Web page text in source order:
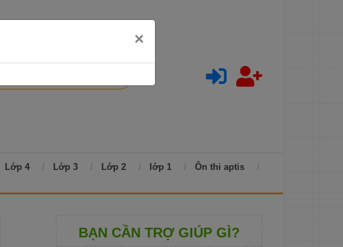
Lớp 4 Lớp 3 Lớp 2 lớp 1
Ôn thi aptis
BẠN CẦN TRỢ GIÚP GÌ?
×